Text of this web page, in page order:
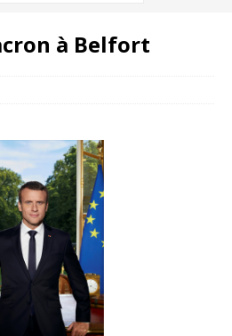
à Belfort